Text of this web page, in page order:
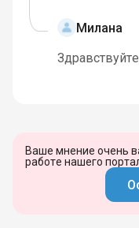
Милана
Ваше мнение очень
работе нашего